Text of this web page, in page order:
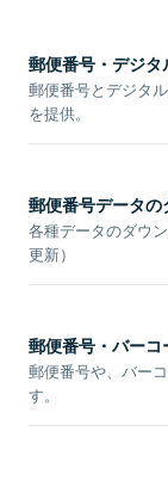
郵便番号・デジ
郵便番号とデジタ
を提供。
郵便番号データの
各種データのダウ
更新）
郵便番号・バー
郵便番号や、バー
す。